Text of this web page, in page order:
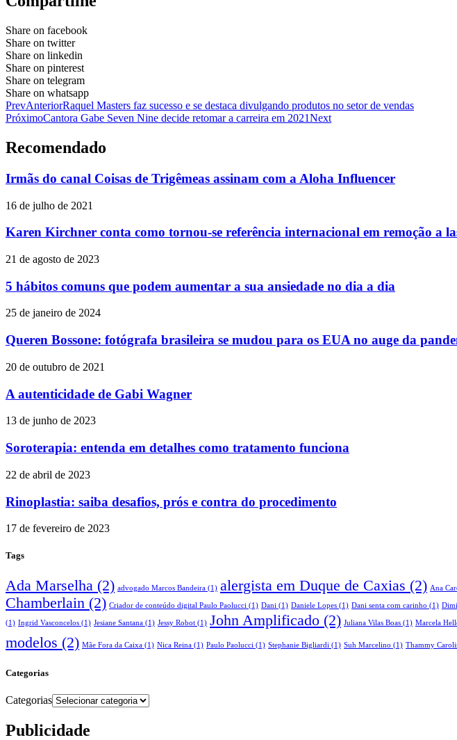
Share on facebook
Share on twitter
Share on linkedin
Share on pinterest
Share on telegram
Share on whatsapp
PrevAnteriorRaquel Masters faz sucesso e se destaca divulgando produtos no setor de vendas
PróximoCantora Gabe Seven Nine decide retomar a carreira em 2021Next
Recomendado
Irmãs do canal Coisas de Trigêmeas assinam com a Aloha Influencer
16 de julho de 2021
Karen Kirchner conta como tornou-se referência internacional em remoção a
21 de agosto de 2023
5 hábitos comuns que podem aumentar a sua ansiedade no dia a dia
25 de janeiro de 2024
Queren Bossone: fotógrafa brasileira se mudou para os EUA no auge da
20 de outubro de 2021
A autenticidade de Gabi Wagner
13 de junho de 2023
Soroterapia: entenda em detalhes como tratamento funciona
22 de abril de 2023
Rinoplastia: saiba desafios, prós e contra do procedimento
17 de fevereiro de 2023
Tags
Ada Marselha (2) advogado Marcos Bandeira (1) alergista em Duque de Caxias (2) Ana
Chamberlain (2) Criador de conteúdo digital Paulo Paolucci (1) Dani (1) Daniele Lopes (1) Dani senta com carinho (1)
(1) Ingrid Vasconcelos (1) Jesiane Santana (1) Jessy Robot (1) John Amplificado (2) Juliana Vilas Boas (1) Marcela
modelos (2) Mãe Fora da Caixa (1) Nica Reina (1) Paulo Paolucci (1) Stephanie Bigliardi (1) Suh Marcelino (1) Thammy
Categorias
Categorias
Publicidade